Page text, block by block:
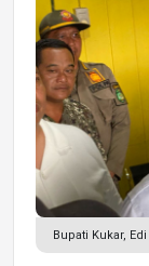
Bupati Kukar,